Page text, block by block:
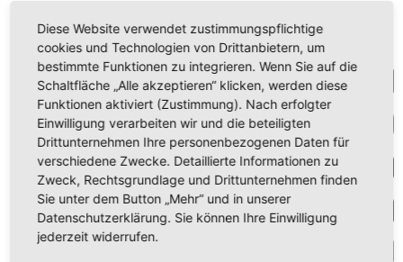
Suche
nach:
Neueste Beiträge
Diese Website verwendet zustimmungspflichtige
cookies und Technologien von Drittanbietern, um
bestimmte Funktionen zu integrieren. Wenn Sie auf die
Schaltfläche „Alle akzeptieren“ klicken, werden diese
Funktionen aktiviert (Zustimmung). Nach erfolgter
Einwilligung verarbeiten wir und die beteiligten
Drittunternehmen Ihre personenbezogenen Daten für
verschiedene Zwecke. Detaillierte Informationen zu
Zweck, Rechtsgrundlage und Drittunternehmen finden
Sie unter dem Button „Mehr“ und in unserer
Datenschutzerklärung. Sie können Ihre Einwilligung
jederzeit widerrufen.